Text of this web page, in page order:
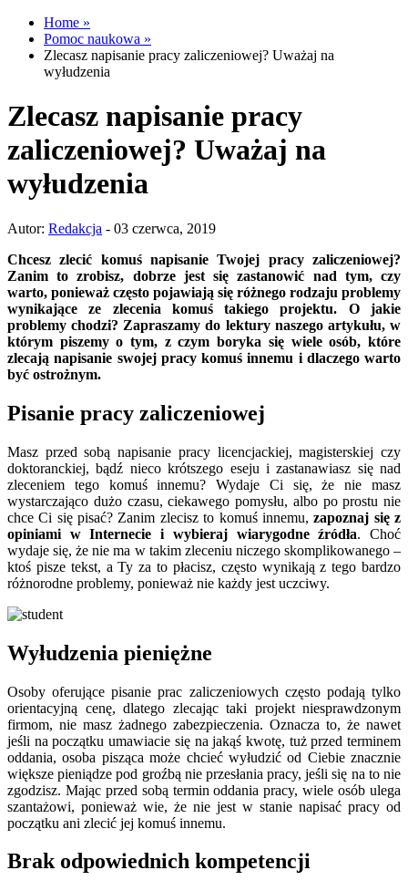
Home »
Pomoc naukowa »
Zlecasz napisanie pracy zaliczeniowej? Uważaj na
wyłudzenia
Zlecasz napisanie pracy
zaliczeniowej? Uważaj na
wyłudzenia
Autor: Redakcja - 03 czerwca, 2019
Chcesz zlecić komuś napisanie Twojej pracy zaliczeniowej?
Zanim to zrobisz, dobrze jest się zastanowić nad tym, czy
warto, ponieważ często pojawiają się różnego rodzaju problemy
wynikające ze zlecenia komuś takiego projektu. O jakie
problemy chodzi? Zapraszamy do lektury naszego artykułu, w
którym piszemy o tym, z czym boryka się wiele osób, które
zlecają napisanie swojej pracy komuś innemu i dlaczego warto
być ostrożnym.
Pisanie pracy zaliczeniowej
Masz przed sobą napisanie pracy licencjackiej, magisterskiej czy
doktoranckiej, bądź nieco krótszego eseju i zastanawiasz się nad
zleceniem tego komuś innemu? Wydaje Ci się, że nie masz
wystarczająco dużo czasu, ciekawego pomysłu, albo po prostu nie
chce Ci się pisać? Zanim zlecisz to komuś innemu,zapoznaj się z
opiniami w Internecie i wybieraj wiarygodne źródła. Choć
wydaje się, że nie ma w takim zleceniu niczego skomplikowanego –
ktoś pisze tekst, a Ty za to płacisz, często wynikają z tego bardzo
różnorodne problemy, ponieważ nie każdy jest uczciwy.
Wyłudzenia pieniężne
Osoby oferujące pisanie prac zaliczeniowych często podają tylko
orientacyjną cenę, dlatego zlecając taki projekt niesprawdzonym
firmom, nie masz żadnego zabezpieczenia. Oznacza to, że nawet
jeśli na początku umawiacie się na jakąś kwotę, tuż przed terminem
oddania, osoba pisząca może chcieć wyłudzić od Ciebie znacznie
większe pieniądze pod groźbą nie przesłania pracy, jeśli się na to nie
zgodzisz. Mając przed sobą termin oddania pracy, wiele osób ulega
szantażowi, ponieważ wie, że nie jest w stanie napisać pracy od
początku ani zlecić jej komuś innemu.
Brak odpowiednich kompetencji